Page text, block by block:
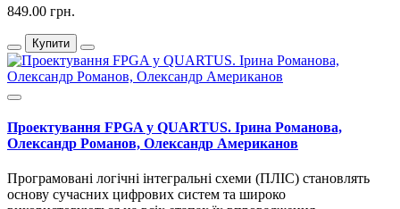
849.00 грн.
Купити
Проектування FPGA у QUARTUS. Ірина Романова,
Олександр Романов, Олександр Американов
Програмовані логічні інтегральні схеми (ПЛІС) становлять
основу сучасних цифрових систем та широко